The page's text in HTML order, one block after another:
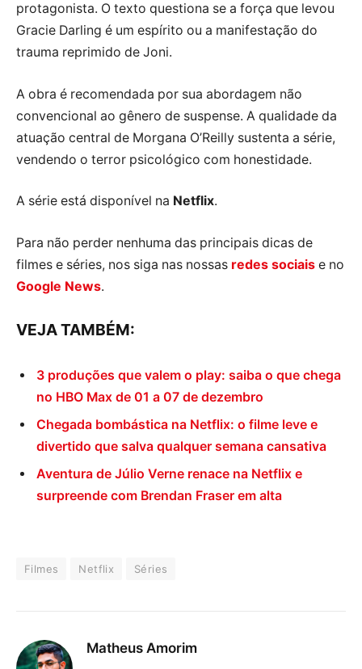
protagonista. O texto questiona se a força que levou
Gracie Darling é um espírito ou a manifestação do
trauma reprimido de Joni.
A obra é recomendada por sua abordagem não
convencional ao gênero de suspense. A qualidade da
atuação central de Morgana O’Reilly sustenta a série,
vendendo o terror psicológico com honestidade.
A série está disponível na Netflix.
Para não perder nenhuma das principais dicas de
filmes e séries, nos siga nas nossas redes sociais e no
Google News.
VEJA TAMBÉM:
3 produções que valem o play: saiba o que chega
no HBO Max de 01 a 07 de dezembro
Chegada bombástica na Netflix: o filme leve e
divertido que salva qualquer semana cansativa
Aventura de Júlio Verne renace na Netflix e
surpreende com Brendan Fraser em alta
Filmes Netflix Séries
Matheus Amorim